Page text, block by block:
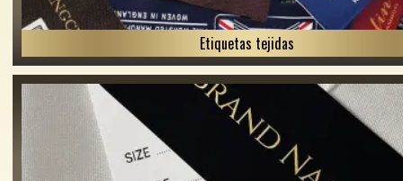
Etiquetas tejidas